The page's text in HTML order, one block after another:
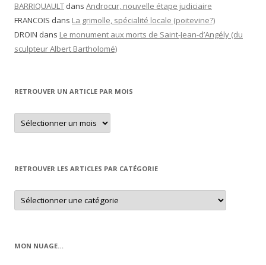
BARRIQUAULT dans Androcur, nouvelle étape judiciaire
FRANCOIS dans La grimolle, spécialité locale (poitevine?)
DROIN dans Le monument aux morts de Saint-Jean-d’Angély (du
sculpteur Albert Bartholomé)
RETROUVER UN ARTICLE PAR MOIS
Retrouver
un
article
RETROUVER LES ARTICLES PAR CATÉGORIE
Retrouver
les
articles
MON NUAGE…